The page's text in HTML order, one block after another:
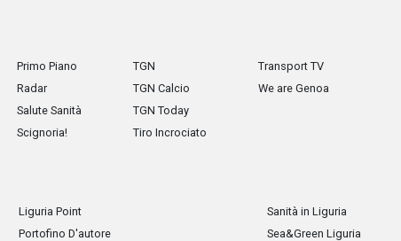
Primo Piano
Radar
Salute Sanità
Scignoria!
TGN
TGN Calcio
TGN Today
Tiro Incrociato
Transport TV
We are Genoa
Liguria Point
Portofino D'autore
Sanità in Liguria
Sea&Green Liguria